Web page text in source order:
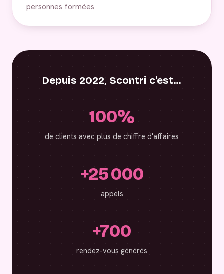
personnes formées
Depuis 2022, Scontri c'est…
100%
de clients avec plus de chiffre d'affaires
+25 000
appels
+700
rendez-vous générés